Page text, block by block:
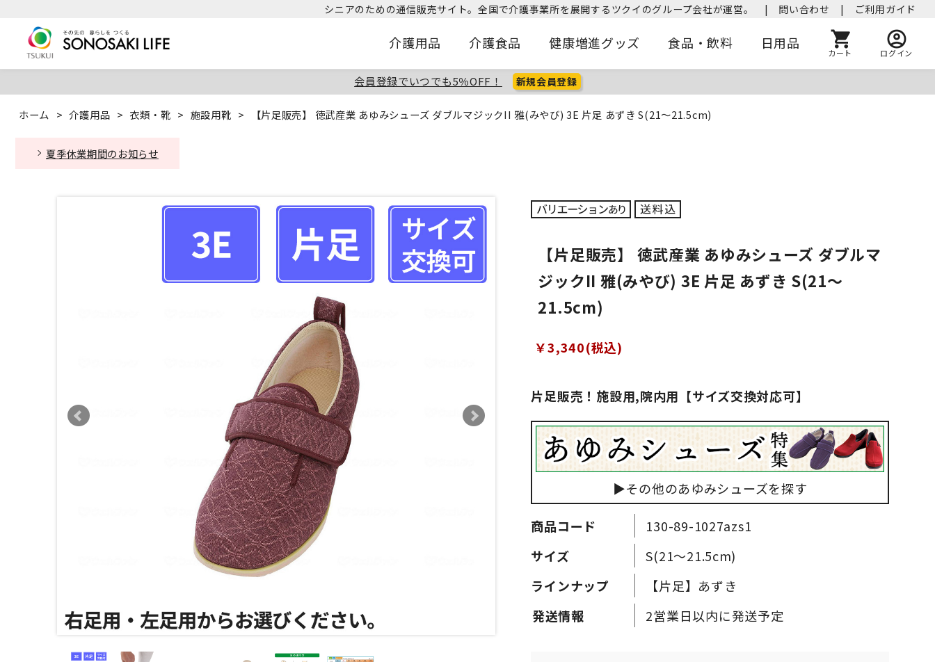
シニアのための通信販売サイト。全国で介護事業所を展開するツクイのグループ会社が運営。 | 問い合わせ | ご利用ガイド
介護用品 介護食品 健康増進グッズ 食品・飲料 日用品
カート ログイン
会員登録でいつでも5％OFF！ 新規会員登録
ホーム > 介護用品 > 衣類・靴 > 施設用靴 > 【片足販売】 徳武産業 あゆみシューズ ダブルマジックII 雅(みやび) 3E 片足 あずき S(21～21.5cm)
夏季休業期間のお知らせ
片足販売！施設用,院内用【サイズ交換対応可】
【片足販売】 徳武産業 あゆみシューズ ダブルマ
ジックII 雅(みやび) 3E 片足 あずき S(21～
21.5cm)
￥3,340(税込)
商品コード
130-89-1027azs1
サイズ
S(21～21.5cm)
ラインナップ
【片足】あずき
2営業日以内に発送予定
▶その他のあゆみシューズを探す